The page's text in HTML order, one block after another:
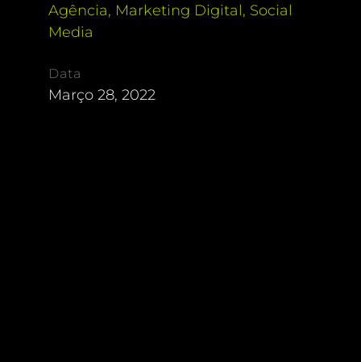
Agência, Marketing Digital, Social
Media
Data
Março 28, 2022